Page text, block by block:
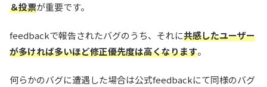
＆投票が重要です。
feedbackで報告されたバグのうち、それに共感したユーザー
が多ければ多いほど修正優先度は高くなります。
何らかのバグに遭遇した場合は公式feedbackにて同様のバグ